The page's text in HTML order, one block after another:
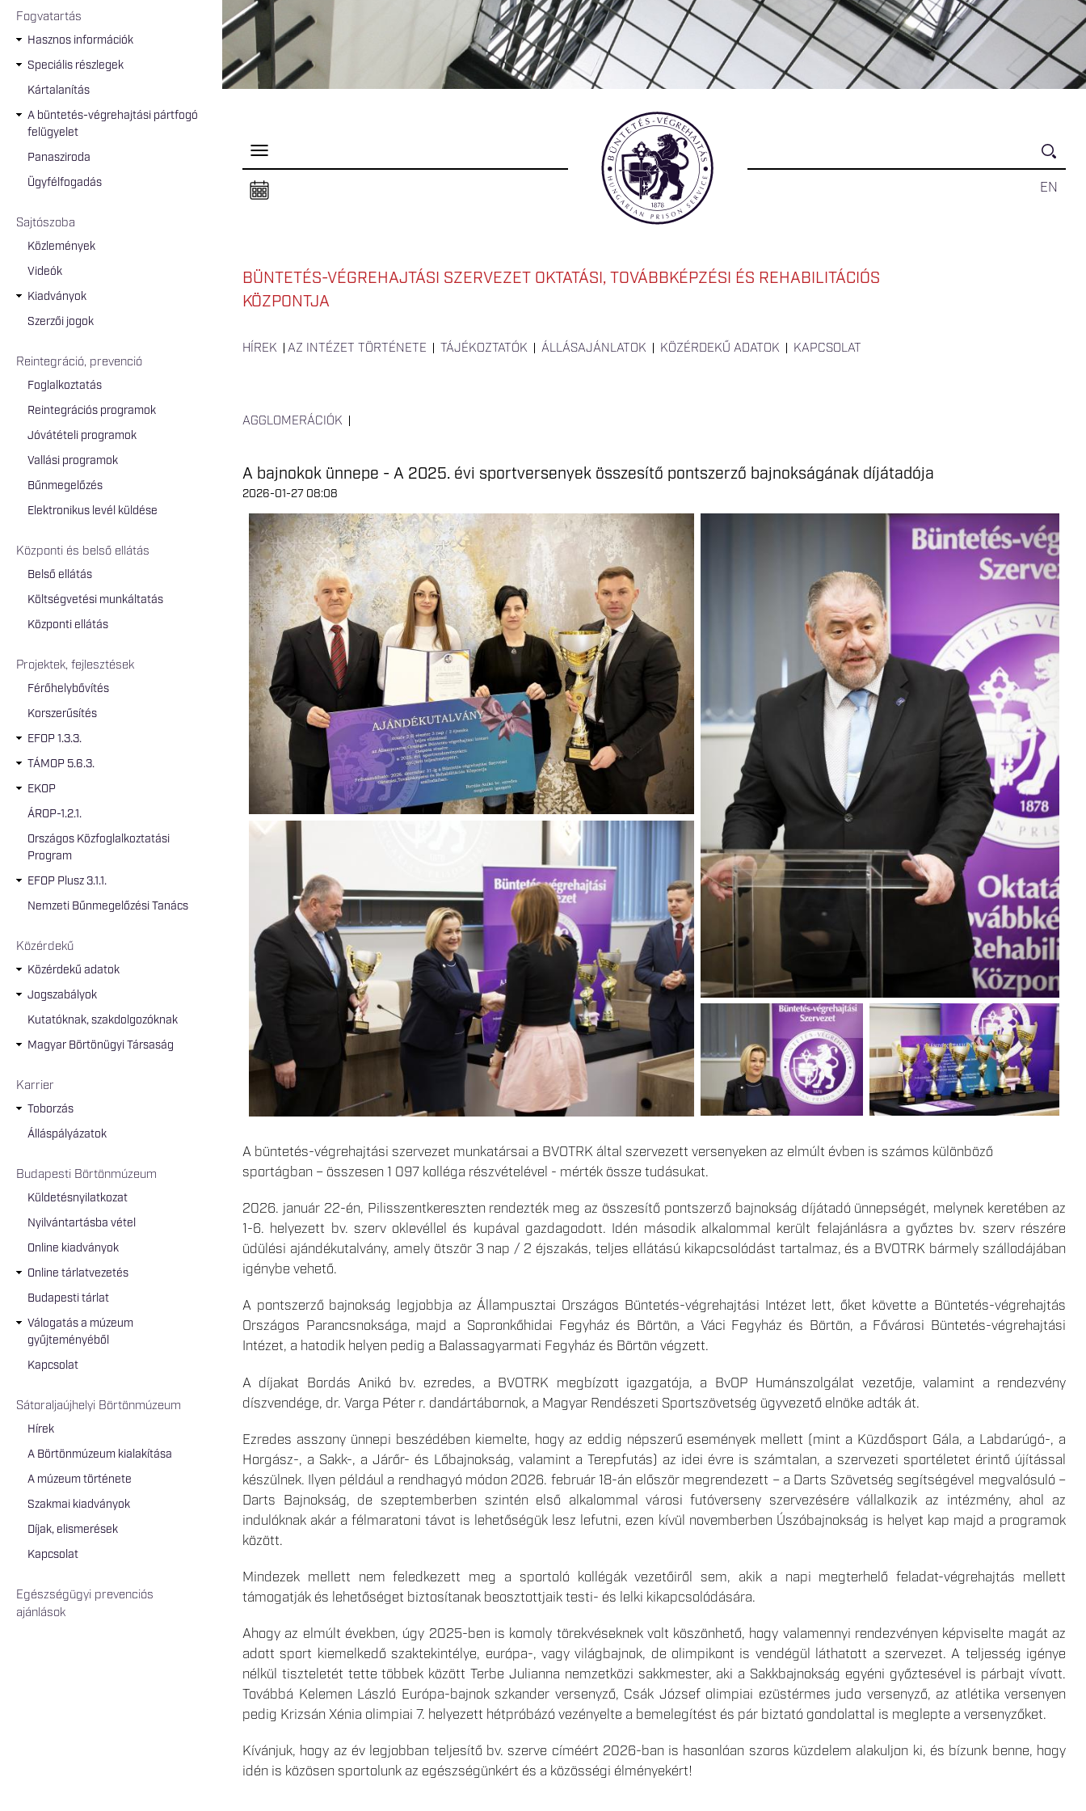
Fogvatartás
Hasznos információk
Speciális részlegek
Kártalanítás
A büntetés-végrehajtási pártfogó
felügyelet
Panasziroda
Ügyfélfogadás
Sajtószoba
Közlemények
Videók
Kiadványok
Szerzői jogok
Reintegráció, prevenció
Foglalkoztatás
Reintegrációs programok
Jóvátételi programok
Vallási programok
Bűnmegelőzés
Elektronikus levél küldése
Központi és belső ellátás
Belső ellátás
Költségvetési munkáltatás
Központi ellátás
Projektek, fejlesztések
Férőhelybővítés
Korszerűsítés
EFOP 1.3.3.
TÁMOP 5.6.3.
EKOP
ÁROP-1.2.1.
Országos Közfoglalkoztatási
Program
EFOP Plusz 3.1.1.
Nemzeti Bűnmegelőzési Tanács
Közérdekű
Közérdekű adatok
Jogszabályok
Kutatóknak, szakdolgozóknak
Magyar Börtönügyi Társaság
Karrier
Toborzás
Álláspályázatok
Budapesti Börtönmúzeum
Küldetésnyilatkozat
Nyilvántartásba vétel
Online kiadványok
Online tárlatvezetés
Budapesti tárlat
Válogatás a múzeum
gyűjteményéből
Kapcsolat
Sátoraljaújhelyi Börtönmúzeum
Hírek
A Börtönmúzeum kialakítása
A múzeum története
Szakmai kiadványok
Díjak, elismerések
Kapcsolat
Egészségügyi prevenciós
ajánlások
EN
P
e
l
s
a
BÜNTETÉS-VÉGREHAJTÁSI SZERVEZET OKTATÁSI, TOVÁBBKÉPZÉSI ÉS REHABILITÁCIÓS
KÖZPONTJA
HÍREK AZ INTÉZET TÖRTÉNETE TÁJÉKOZTATÓK ÁLLÁSAJÁNLATOK KÖZÉRDEKŰ ADATOK KAPCSOLAT
AGGLOMERÁCIÓK
A bajnokok ünnepe - A 2025. évi sportversenyek összesítő pontszerző bajnokságának díjátadója
2026-01-27 08:08
A büntetés-végrehajtási szervezet munkatársai a BVOTRK által szervezett versenyeken az elmúlt évben is számos különböző
sportágban – összesen 1 097 kolléga részvételével - mérték össze tudásukat.
2026. január 22-én, Pilisszentkereszten rendezték meg az összesítő pontszerző bajnokság díjátadó ünnepségét, melynek keretében az
1-6. helyezett bv. szerv oklevéllel és kupával gazdagodott. Idén második alkalommal került felajánlásra a győztes bv. szerv részére
üdülési ajándékutalvány, amely ötször 3 nap / 2 éjszakás, teljes ellátású kikapcsolódást tartalmaz, és a BVOTRK bármely szállodájában
igénybe vehető.
A pontszerző bajnokság legjobbja az Állampusztai Országos Büntetés-végrehajtási Intézet lett, őket követte a Büntetés-végrehajtás
Országos Parancsnoksága, majd a Sopronkőhidai Fegyház és Börtön, a Váci Fegyház és Börtön, a Fővárosi Büntetés-végrehajtási
Intézet, a hatodik helyen pedig a Balassagyarmati Fegyház és Börtön végzett.
A díjakat Bordás Anikó bv. ezredes, a BVOTRK megbízott igazgatója, a BvOP Humánszolgálat vezetője, valamint a rendezvény
díszvendége, dr. Varga Péter r. dandártábornok, a Magyar Rendészeti Sportszövetség ügyvezető elnöke adták át.
Ezredes asszony ünnepi beszédében kiemelte, hogy az eddig népszerű események mellett (mint a Küzdősport Gála, a Labdarúgó-, a
Horgász-, a Sakk-, a Járőr- és Lőbajnokság, valamint a Terepfutás) az idei évre is számtalan, a szervezeti sportéletet érintő újítással
készülnek. Ilyen például a rendhagyó módon 2026. február 18-án először megrendezett – a Darts Szövetség segítségével megvalósuló –
Darts Bajnokság, de szeptemberben szintén első alkalommal városi futóverseny szervezésére vállalkozik az intézmény, ahol az
indulóknak akár a félmaratoni távot is lehetőségük lesz lefutni, ezen kívül novemberben Úszóbajnokság is helyet kap majd a programok
között.
Mindezek mellett nem feledkezett meg a sportoló kollégák vezetőiről sem, akik a napi megterhelő feladat-végrehajtás mellett
támogatják és lehetőséget biztosítanak beosztottjaik testi- és lelki kikapcsolódására.
Ahogy az elmúlt években, úgy 2025-ben is komoly törekvéseknek volt köszönhető, hogy valamennyi rendezvényen képviselte magát az
adott sport kiemelkedő szaktekintélye, európa-, vagy világbajnok, de olimpikont is vendégül láthatott a szervezet. A teljesség igénye
nélkül tiszteletét tette többek között Terbe Julianna nemzetközi sakkmester, aki a Sakkbajnokság egyéni győztesével is párbajt vívott.
Továbbá Kelemen László Európa-bajnok szkander versenyző, Csák József olimpiai ezüstérmes judo versenyző, az atlétika versenyen
pedig Krizsán Xénia olimpiai 7. helyezett hétpróbázó vezényelte a bemelegítést és pár biztató gondolattal is meglepte a versenyzőket.
Kívánjuk, hogy az év legjobban teljesítő bv. szerve címéért 2026-ban is hasonlóan szoros küzdelem alakuljon ki, és bízunk benne, hogy
idén is közösen sportolunk az egészségünkért és a közösségi élményekért!